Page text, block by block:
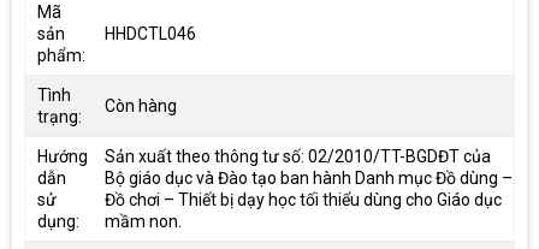
Mã
sản
phẩm:
HHDCTL046
Tình
trạng:
Còn hàng
Hướng
dẫn
sử
dụng:
Sản xuất theo thông tư số: 02/2010/TT-BGDĐT của
Bộ giáo dục và Đào tạo ban hành Danh mục Đồ dùng –
Đồ chơi – Thiết bị dạy học tối thiểu dùng cho Giáo dục
mầm non.